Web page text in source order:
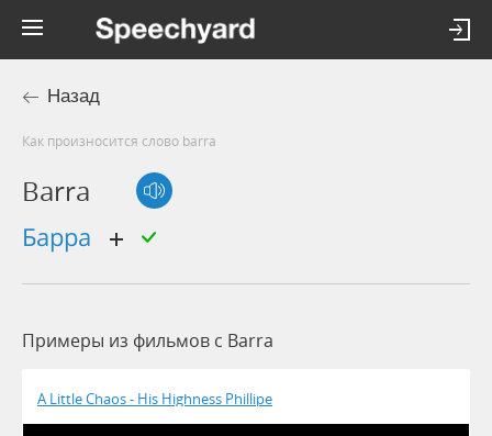
Назад
Как произносится слово barra
Barra
барра
Примеры из фильмов c Barra
A Little Chaos - His Highness Phillipe